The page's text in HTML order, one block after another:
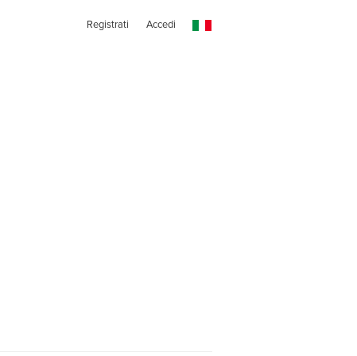
Registrati Accedi